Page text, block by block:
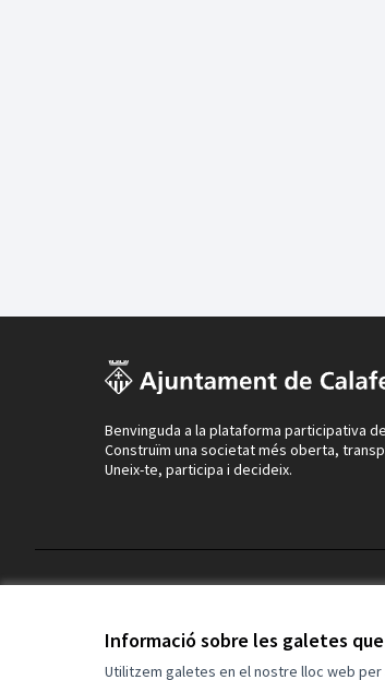
Informació sobre les galetes
Utilitzem galetes en el nostre lloc web
Benvinguda a la plataforma participativa
Construïm una societat més oberta,
Uneix-te, participa i decideix.